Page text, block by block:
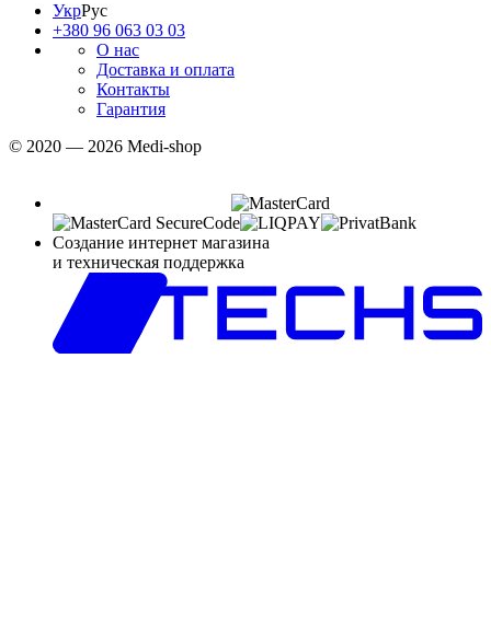
УкрРус
+380 96 063 03 03
О нас
Доставка и оплата
Контакты
Гарантия
© 2020 — 2026 Medi-shop
Создание интернет магазина
и техническая поддержка